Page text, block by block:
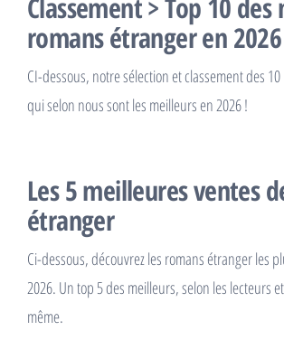
Classement > Top 10
romans étranger en 2026
CI-dessous, notre sélection et classement des
qui selon nous sont les meilleurs en 2026 !
Les 5 meilleures ventes
étranger
Ci-dessous, découvrez les romans étranger les
2026. Un top 5 des meilleurs, selon les lecteurs
même.